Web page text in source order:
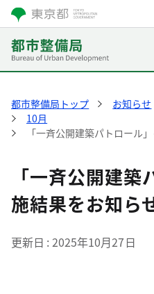
都市整備局トップ お知らせ
10月
「一斉公開建築パトロール
「一斉公開建
施結果をお知ら
更新日 2025年10月27日